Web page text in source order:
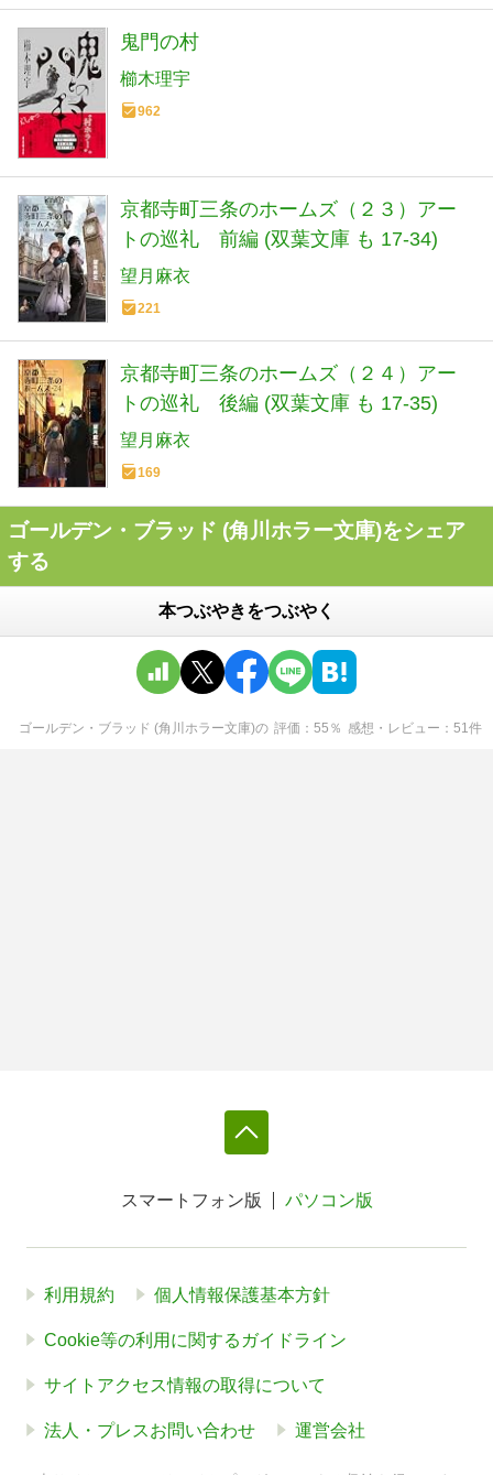
鬼門の村
櫛木理宇
962
京都寺町三条のホームズ（２３）アー
トの巡礼 前編 (双葉文庫 も 17-34)
望月麻衣
221
京都寺町三条のホームズ（２４）アー
トの巡礼 後編 (双葉文庫 も 17-35)
望月麻衣
169
ゴールデン・ブラッド (角川ホラー文庫)をシェア
する
本つぶやきをつぶやく
ゴールデン・ブラッド (角川ホラー文庫)の 評価 55 ％ 感想・レビュー 51 件
スマートフォン版 パソコン版
利用規約 個人情報保護基本方針
Cookie等の利用に関するガイドライン
サイトアクセス情報の取得について
法人・プレスお問い合わせ 運営会社